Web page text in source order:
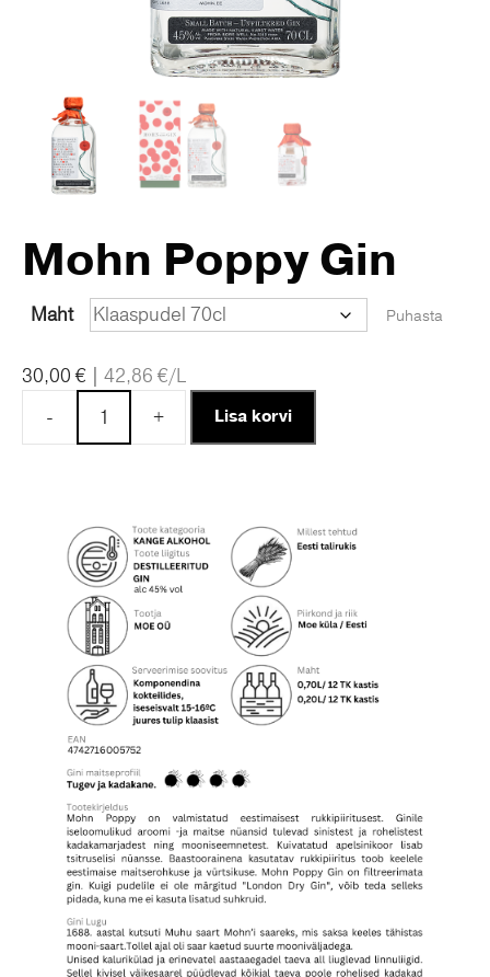
Mohn Poppy Gin
Maht Puhasta
30,00€ 42,86 €/L
-
Mohn
+ Lisa korvi